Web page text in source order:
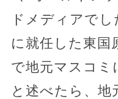
ドメディアで
に就任した東国
で地元マスコミ
と述べたら、地